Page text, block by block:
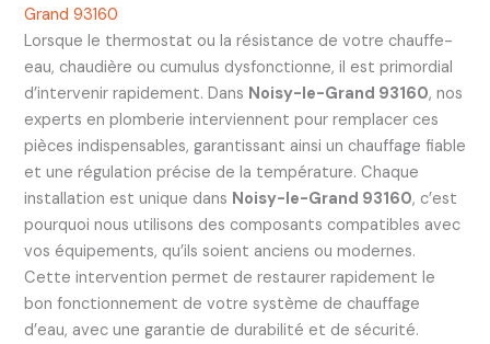
Grand 93160
Lorsque le thermostat ou la résistance de votre chauffe-
eau, chaudière ou cumulus dysfonctionne, il est primordial
d’intervenir rapidement. Dans Noisy-le-Grand 93160, nos
experts en plomberie interviennent pour remplacer ces
pièces indispensables, garantissant ainsi un chauffage fiable
et une régulation précise de la température. Chaque
installation est unique dans Noisy-le-Grand 93160, c’est
pourquoi nous utilisons des composants compatibles avec
vos équipements, qu’ils soient anciens ou modernes.
Cette intervention permet de restaurer rapidement le
bon fonctionnement de votre système de chauffage
d’eau, avec une garantie de durabilité et de sécurité.